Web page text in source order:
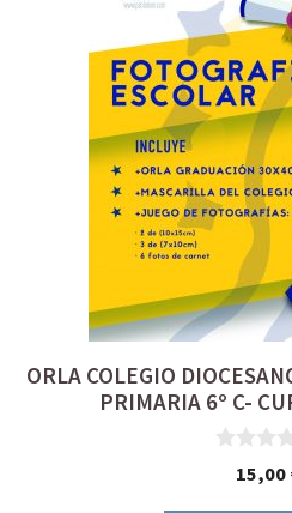
ORLA COLEGIO
PRIMARIA 6º C-
15,00